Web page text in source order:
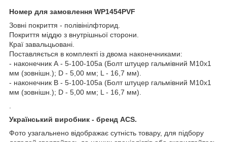
Номер для замовлення WP1454PVF
Зовні покриття - полівінілфторид.
Покриття міддю з внутрішньої сторони.
Краї завальцьовані.
Поставляється в комплекті із двома наконечниками:
- наконечник А - 5-100-105а (Болт штуцер гальмівний М10х1
мм (зовнішн.); D - 5,00 мм; L - 16,7 мм).
- наконечник В - 5-100-105а (Болт штуцер гальмівний М10х1
мм (зовнішн.); D - 5,00 мм; L - 16,7 мм).
.
Український виробник - бренд ACS.
Фото узагальнено відображає сутність товару, для підбору